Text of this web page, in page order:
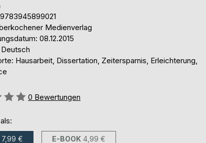
Medienverlag
08.12.2015
Hausarbeit, Dissertation, Zeitersparnis, Erleichterung,
0 Bewertungen
7,99 € E-BOOK 4,99 €